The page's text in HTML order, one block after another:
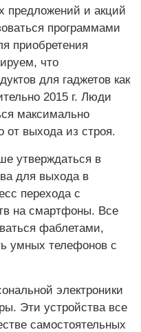
предложений и акций
программами
приобретения
что
для гаджетов как
2015 г. Люди
максимально
от выхода из строя.
утверждаться в
для выхода в
перехода с
на смартфоны. Все
фаблетами,
умных телефонов с
электроники
Эти устройства все
самостоятельных